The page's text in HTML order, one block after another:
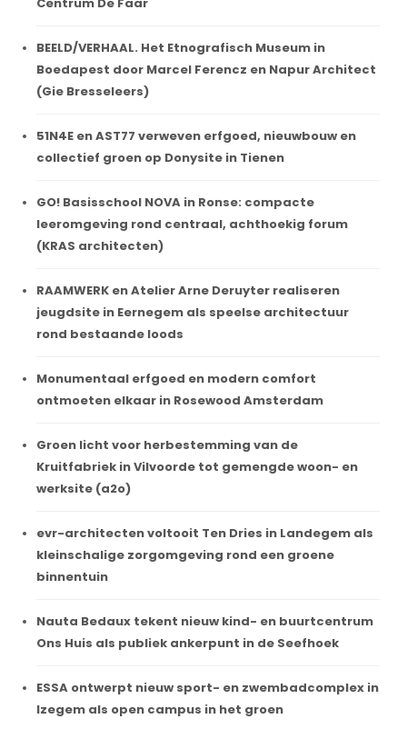
BEELD/VERHAAL. Het Etnografisch Museum in
Boedapest door Marcel Ferencz en Napur Architect
(Gie Bresseleers)
51N4E en AST77 verweven erfgoed, nieuwbouw en
collectief groen op Donysite in Tienen
GO! Basisschool NOVA in Ronse: compacte
leeromgeving rond centraal, achthoekig forum
(KRAS architecten)
RAAMWERK en Atelier Arne Deruyter realiseren
jeugdsite in Eernegem als speelse architectuur
rond bestaande loods
Monumentaal erfgoed en modern comfort
ontmoeten elkaar in Rosewood Amsterdam
Groen licht voor herbestemming van de
Kruitfabriek in Vilvoorde tot gemengde woon- en
werksite (a2o)
evr-architecten voltooit Ten Dries in Landegem als
kleinschalige zorgomgeving rond een groene
binnentuin
Nauta Bedaux tekent nieuw kind- en buurtcentrum
Ons Huis als publiek ankerpunt in de Seefhoek
ESSA ontwerpt nieuw sport- en zwembadcomplex in
Izegem als open campus in het groen